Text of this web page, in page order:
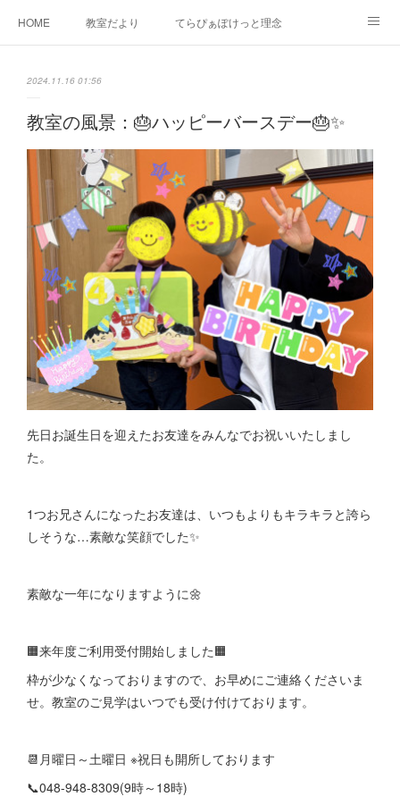
HOME 教室だより てらぴぁぽけっと理念
2024.11.16 01:56
教室の風景：🎂ハッピーバースデー🎂✨
先日お誕生日を迎えたお友達をみんなでお祝いいたしまし
た。
1つお兄さんになったお友達は、いつもよりもキラキラと誇ら
しそうな…素敵な笑顔でした✨
素敵な一年になりますように🌼
🟧来年度ご利用受付開始しました🟧
枠が少なくなっておりますので、お早めにご連絡くださいま
せ。教室のご見学はいつでも受け付けております。
📆月曜日～土曜日 ※祝日も開所しております
📞048-948-8309(9時～18時)